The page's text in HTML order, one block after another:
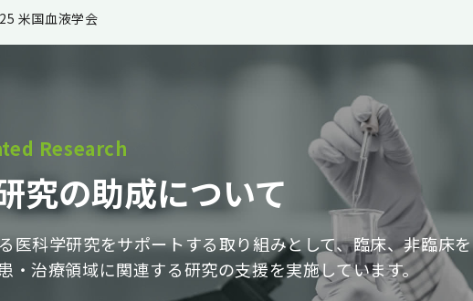
米国血液学会
Research
究の助成について
医科学研究をサポートする取り組みとして、臨床、非臨床を
・治療領域に関連する研究の支援を実施しています。